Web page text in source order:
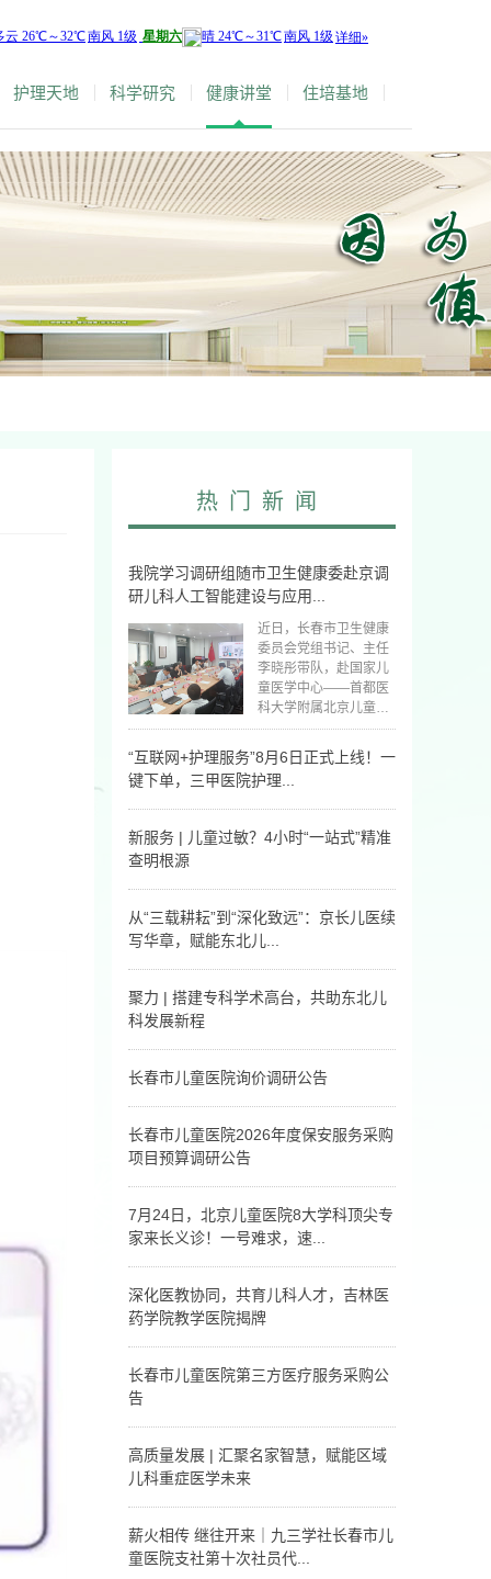
护理天地 科学研究 健康讲堂 住培基地
热门新闻
我院学习调研组随市卫生健康委赴京调
研儿科人工智能建设与应用...
近日，长春市卫生健康
委员会党组书记、主任
李晓彤带队，赴国家儿
童医学中心——首都医
科大学附属北京儿童医
院，开展专题学习交
流。我院党委书记田
浩、副院长雷明一行参
与学习调研。
“互联网+护理服务”8月6日正式上线！一
键下单，三甲医院护理...
“互联网+护理服务”8月6
日正式上线！
新服务 | 儿童过敏？4小时“一站式”精准
查明根源
长春市儿童医院过敏反
应科推出儿童“4小时过
敏性疾病诊断体系”，把
分散的检查集中到一次
就诊，当天完成核心评
估，当天给出整体方
从“三载耕耘”到“深化致远”：京长儿医续
写华章，赋能东北儿...
7月24日，国家儿童医
学中心——首都医科大
作签约仪式圆满落下帷
幕。
聚力 | 搭建专科学术高台，共助东北儿
科发展新程
7月24日，由东北儿童
医院发展联盟主办，吉
东北儿科发展·智启儿童
圆满举行。
长春市儿童医院询价调研公告
长春市儿童医院询价调
研公告
长春市儿童医院2026年度保安服务采购
项目预算调研公告
长春市儿童医院2026年
度保安服务采购项目预
算调研公告
7月24日，北京儿童医院8大学科顶尖专
家来长义诊！一号难求，速...
7月24日，北京儿童医
院8大学科顶尖专家来
长义诊！一号难求，速
抢！
深化医教协同，共育儿科人才，吉林医
药学院教学医院揭牌
7月8日，吉林医药学院
教学医院揭牌仪式，在
医院集团医院举行，双
方就人才培养、实习就
长春市儿童医院第三方医疗服务采购公
告
长春市儿童医院第三方医疗服务采购公告
高质量发展 | 汇聚名家智慧，赋能区域
儿科重症医学未来
高质量发展 | 汇聚名家
智慧，赋能区域儿科重
症医学未来
薪火相传 继往开来｜九三学社长春市儿
童医院支社第十次社员代...